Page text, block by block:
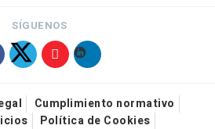
SÍGUENOS
Cumplimiento normativo
Política de Cookies